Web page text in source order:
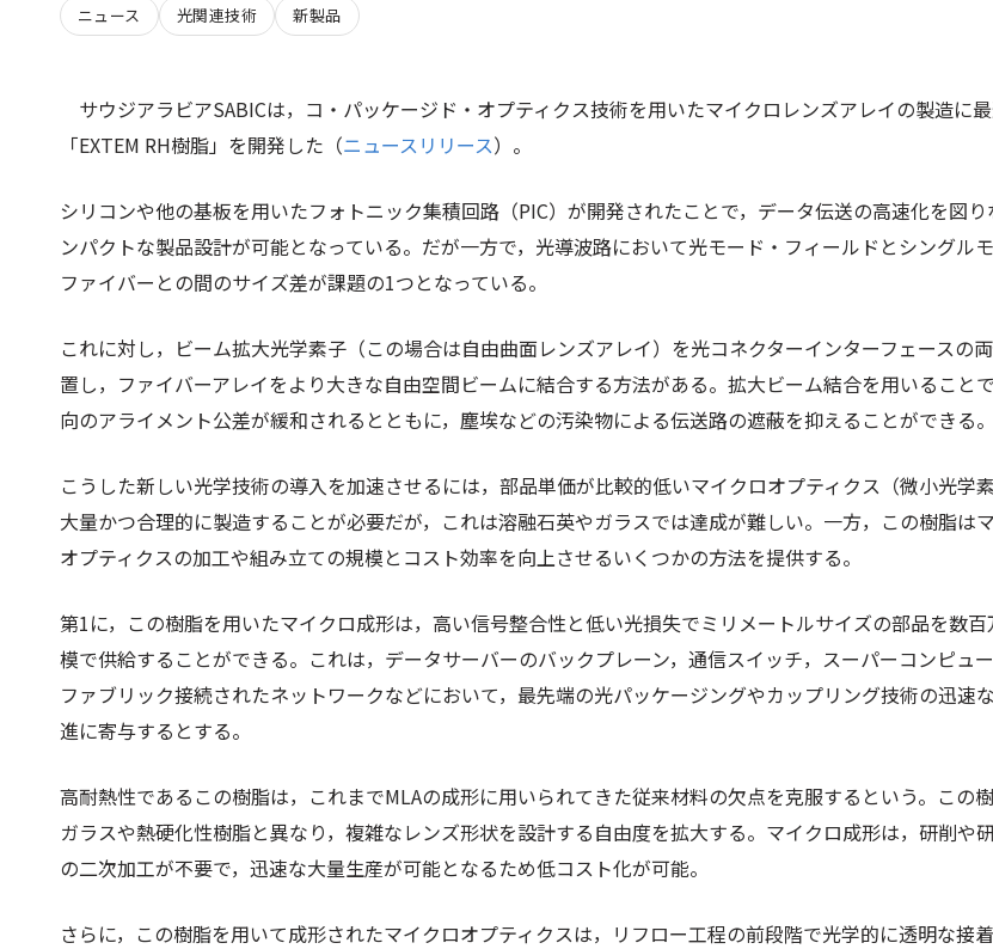
ニュース 光関連技術 新製品
サウジアラビアSABICは，コ・パッケージド・オプティクス技術を用いたマイクロレンズアレイの製造に
「EXTEM RH樹脂」を開発した（ニュースリリース）。
シリコンや他の基板を用いたフォトニック集積回路（PIC）が開発されたことで，データ伝送の高速化を図り
ンパクトな製品設計が可能となっている。だが一方で，光導波路において光モード・フィールドとシングル
ファイバーとの間のサイズ差が課題の1つとなっている。
これに対し，ビーム拡大光学素子（この場合は自由曲面レンズアレイ）を光コネクターインターフェースの
置し，ファイバーアレイをより大きな自由空間ビームに結合する方法がある。拡大ビーム結合を用いること
向のアライメント公差が緩和されるとともに，塵埃などの汚染物による伝送路の遮蔽を抑えることができる。
こうした新しい光学技術の導入を加速させるには，部品単価が比較的低いマイクロオプティクス（微小光学
大量かつ合理的に製造することが必要だが，これは溶融石英やガラスでは達成が難しい。一方，この樹脂は
オプティクスの加工や組み立ての規模とコスト効率を向上させるいくつかの方法を提供する。
第1に，この樹脂を用いたマイクロ成形は，高い信号整合性と低い光損失でミリメートルサイズの部品を数百
模で供給することができる。これは，データサーバーのバックプレーン，通信スイッチ，スーパーコンピュ
ファブリック接続されたネットワークなどにおいて，最先端の光パッケージングやカップリング技術の迅速
進に寄与するとする。
高耐熱性であるこの樹脂は，これまでMLAの成形に用いられてきた従来材料の欠点を克服するという。この樹
ガラスや熱硬化性樹脂と異なり，複雑なレンズ形状を設計する自由度を拡大する。マイクロ成形は，研削や
の二次加工が不要で，迅速な大量生産が可能となるため低コスト化が可能。
さらに，この樹脂を用いて成形されたマイクロオプティクスは，リフロー工程の前段階で光学的に透明な接